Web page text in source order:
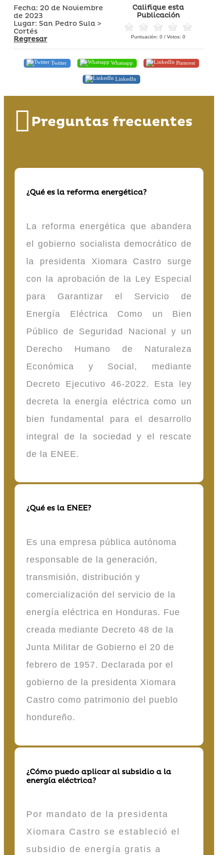
Fecha: 20 de Noviembre
de 2023
Lugar: San Pedro Sula >
Cortés
Regresar
Califique esta
Publicación
Puntuación: 0 / Votos: 0
Twitter Whatsapp Pinterest
LinkedIn
Preguntas frecuentes
¿Qué es la reforma energética?
La reforma energética que abandera
el gobierno socialista democrático de
la presidenta Xiomara Castro surge
con la aprobación de la Ley Especial
para Garantizar el Servicio de
Energía Eléctrica Como un Bien
Público de Seguridad Nacional y un
Derecho Humano de Naturaleza
Económica y Social, mediante
Decreto Ejecutivo 46-2022. Esta ley
decreta la energía eléctrica como un
bien fundamental para el desarrollo
integral de la sociedad y el rescate
de la ENEE.
¿Qué es la ENEE?
Es una empresa pública autónoma
responsable de la generación,
transmisión, distribución y
comercialización del servicio de la
energía eléctrica en Honduras. Fue
creada mediante Decreto 48 de la
Junta Militar de Gobierno el 20 de
febrero de 1957. Declarada por el
gobierno de la presidenta Xiomara
Castro como patrimonio del pueblo
hondureño.
¿Cómo puedo aplicar al subsidio a la
energía eléctrica?
Por mandato de la presidenta
Xiomara Castro se estableció el
subsidio de energía gratis a